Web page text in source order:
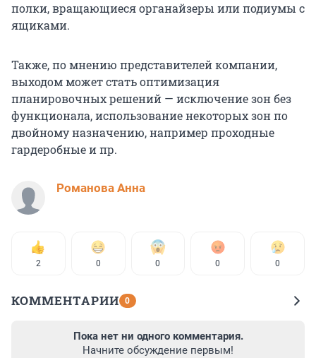
полки, вращающиеся органайзеры или подиумы с
ящиками.
Также, по мнению представителей компании,
выходом может стать оптимизация
планировочных решений — исключение зон без
функционала, использование некоторых зон по
двойному назначению, например проходные
гардеробные и пр.
Романова Анна
2 0 0 0 0
КОММЕНТАРИИ 0
Пока нет ни одного комментария.
Начните обсуждение первым!